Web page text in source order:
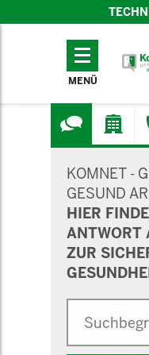
TECHNISCHES
MENÜ
KOMNET -
GESUND
HIER
ANTWORT
ZUR